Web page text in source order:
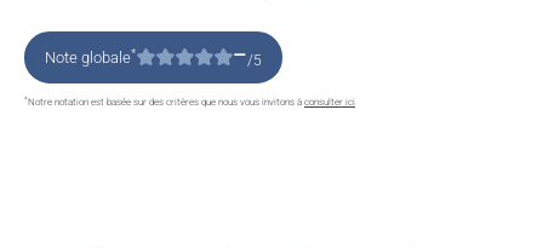
Note globale* –/5
*Notre notation est basée sur des critères que nous vous invitons à consulter ici